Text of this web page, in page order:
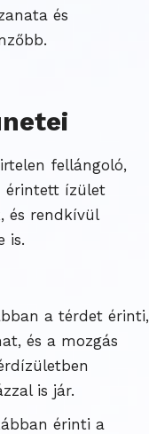
és
fellángoló,
érintett ízület
és rendkívül
is.
a térdet érinti,
és a mozgás
is jár.
érinti a